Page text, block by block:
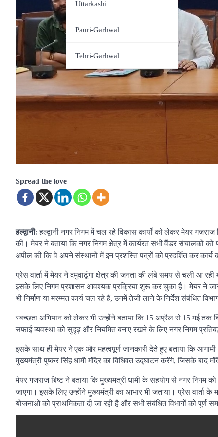
Udham Singh Nagar
Uttarkashi
Pauri-Garhwal
Tehri-Garhwal
Spread the love
हल्द्वानी: हल्द्वानी नगर निगम में चल रहे विकास कार्यों को लेकर मेयर
कीं। मेयर ने बताया कि नगर निगम क्षेत्र में कार्यरत सभी वैंडर संचालकों
अपील की कि वे अपने संस्थानों में इन प्रशस्ति पत्रों को प्रदर्शित कर
प्रेस वार्ता में मेयर ने दमुवाढूंगा क्षेत्र की जनता की लंबे समय से चली आ रही
इसके लिए निगम प्रशासन आवश्यक प्रक्रिया शुरू कर चुका है। मेयर ने
भी निर्माण या मरम्मत कार्य चल रहे हैं, उनमें तेजी लाने के निर्देश संबंधित
स्वच्छता अभियान को लेकर भी उन्होंने बताया कि 15 अप्रैल से 15 मई तक
सफाई व्यवस्था को सुदृढ़ और नियमित बनाए रखने के लिए नगर निगम
इसके साथ ही मेयर ने एक और महत्वपूर्ण जानकारी देते हुए बताया कि
मुख्यमंत्री पुष्कर सिंह धामी मंदिर का विधिवत उद्घाटन करेंगे, जिसके बाद
मेयर गजराज बिष्ट ने बताया कि मुख्यमंत्री धामी के सहयोग से नगर निगम
जाएगा। इसके लिए उन्होंने मुख्यमंत्री का आभार भी जताया। प्रेस वार्ता
योजनाओं को प्राथमिकता दी जा रही है और सभी संबंधित विभागों को पूर्ण